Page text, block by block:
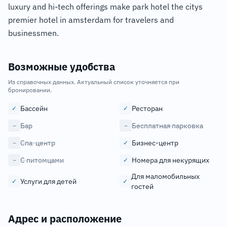
luxury and hi-tech offerings make park hotel the citys
premier hotel in amsterdam for travelers and
businessmen.
Возможные удобства
Из справочных данных. Актуальный список уточняется при
бронировании.
✓ Бассейн ✓ Ресторан
− Бар − Бесплатная парковка
− Спа-центр ✓ Бизнес-центр
− С питомцами ✓ Номера для некурящих
✓ Услуги для детей ✓
Для маломобильных
гостей
Адрес и расположение